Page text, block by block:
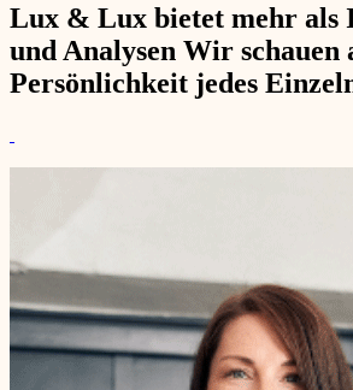
Lux & Lux bietet mehr als
und Analysen Wir schauen
Persönlichkeit jedes